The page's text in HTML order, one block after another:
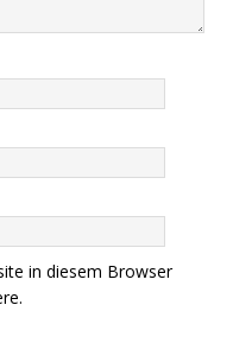
in diesem Browser